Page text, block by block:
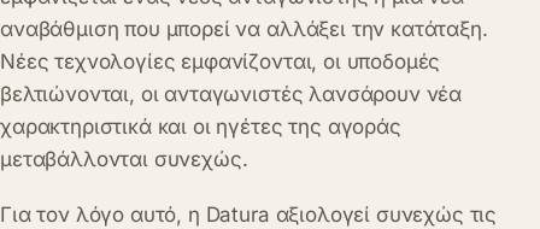
αναβάθμιση που μπορεί να αλλάξει την κατάταξη.
Νέες τεχνολογίες εμφανίζονται, οι υποδομές
βελτιώνονται, οι ανταγωνιστές λανσάρουν νέα
χαρακτηριστικά και οι ηγέτες της αγοράς
μεταβάλλονται συνεχώς.
Για τον λόγο αυτό, η Datura αξιολογεί συνεχώς τις